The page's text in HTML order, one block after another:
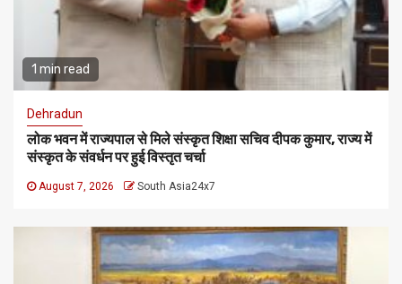
1 min read
Dehradun
लोक भवन में राज्यपाल से मिले संस्कृत शिक्षा सचिव दीपक कुमार, राज्य में
संस्कृत के संवर्धन पर हुई विस्तृत चर्चा
August 7, 2026 South Asia24x7